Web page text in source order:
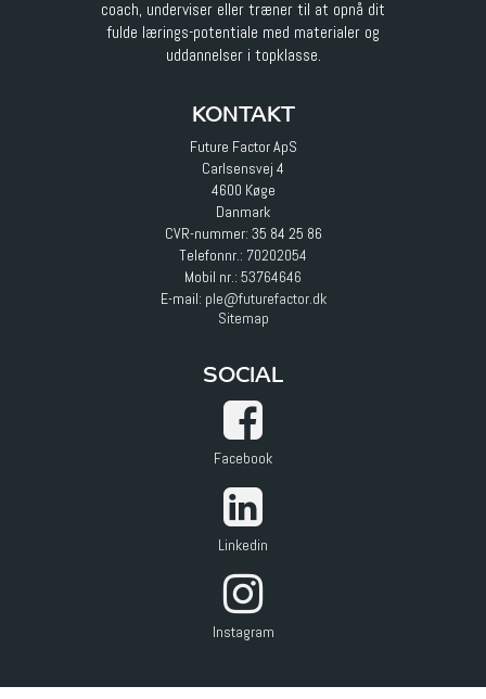
coach, underviser eller træner til at opnå dit
fulde lærings-potentiale med materialer og
uddannelser i topklasse.
KONTAKT
Future Factor ApS
Carlsensvej 4
4600 Køge
Danmark
CVR-nummer: 35 84 25 86
Telefonnr.: 70202054
Mobil nr.: 53764646
E-mail: ple@futurefactor.dk
Sitemap
SOCIAL
Facebook
Linkedin
Instagram